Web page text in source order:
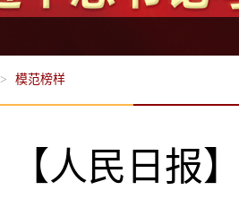
> 模范榜样
【人民日报